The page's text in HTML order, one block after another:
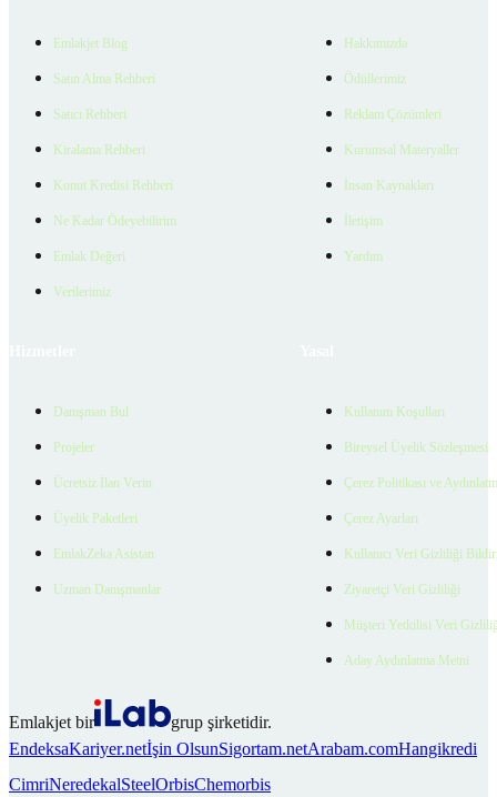
Emlakjet Blog
Satın Alma Rehberi
Satıcı Rehberi
Kiralama Rehberi
Konut Kredisi Rehberi
Ne Kadar Ödeyebilirim
Emlak Değeri
Verilerimiz
Hakkımızda
Ödüllerimiz
Reklam Çözümleri
Kurumsal Materyaller
İnsan Kaynakları
İletişim
Yardım
Danışman Bul
Projeler
Ücretsiz İlan Verin
Üyelik Paketleri
EmlakZeka Asistan
Uzman Danışmanlar
Kullanım Koşulları
Bireysel Üyelik Sözleşmesi
Çerez Politikası ve
Çerez Ayarları
Kullanıcı Veri Gizliliği
Ziyaretçi Veri Gizliliği
Müşteri Yetkilisi Veri
Aday Aydınlatma Metni
Emlakjet bir
grup şirketidir.
EndeksaKariyer.netİşin OlsunSigortam.netArabam.comHangikredi
CimriNeredekalSteelOrbisChemorbis